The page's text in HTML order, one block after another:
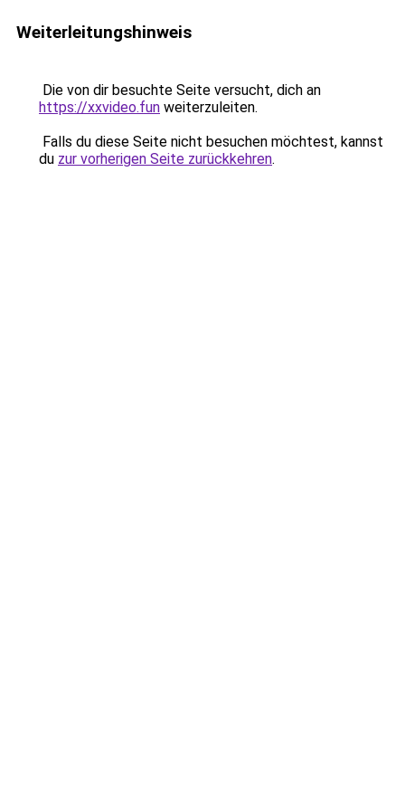
Weiterleitungshinweis
Die von dir besuchte Seite versucht, dich an
https://xxvideo.fun weiterzuleiten.
Falls du diese Seite nicht besuchen möchtest, kannst
du zur vorherigen Seite zurückkehren.